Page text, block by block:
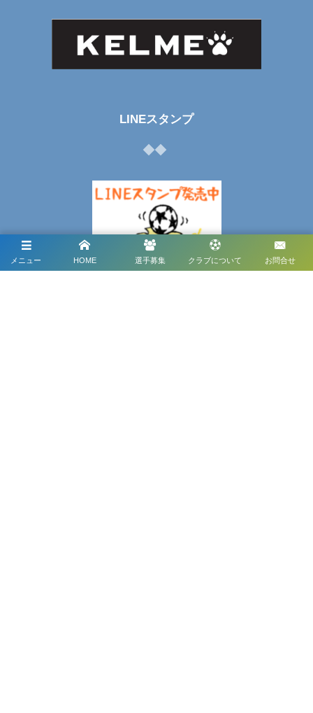
メニュー HOME 選手募集 クラブについて お問合せ
LINEスタンプ